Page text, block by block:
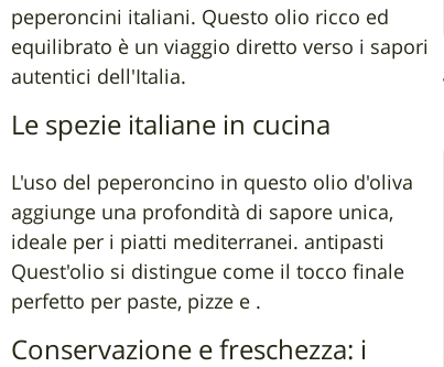
peperoncini italiani. Questo olio ricco ed
equilibrato è un viaggio diretto verso i sapori
autentici dell'Italia.
Le spezie italiane in cucina
L'uso del peperoncino in questo olio d'oliva
aggiunge una profondità di sapore unica,
ideale per i piatti mediterranei. antipasti
Quest'olio si distingue come il tocco finale
perfetto per paste, pizze e .
Conservazione e freschezza: i